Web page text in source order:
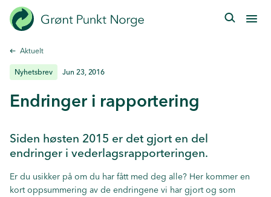
Hopp
til
Aktuelt
Nyhetsbrev Jun 23, 2016
Endringer i rapportering
Siden høsten 2015 er det gjort en del
endringer i vederlagsrapporteringen.
Er du usikker på om du har fått med deg alle? Her kommer en
kort oppsummering av de endringene vi har gjort og som